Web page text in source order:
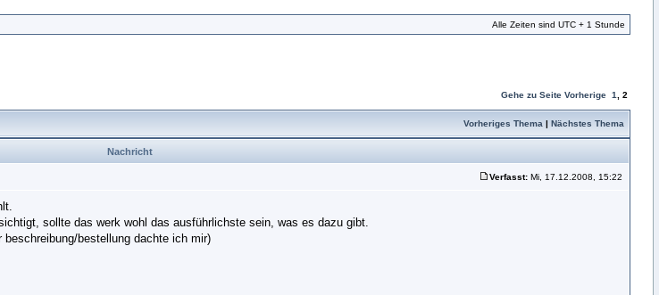
Alle Zeiten sind UTC + 1 Stunde
Gehe zu Seite Vorherige 1 2
Vorheriges Thema | Nächstes Thema
Nachricht
Verfasst: Mi, 17.12.2008, 15:22
sollte das werk wohl das ausführlichste sein, was es dazu gibt.
bestellung dachte ich mir)